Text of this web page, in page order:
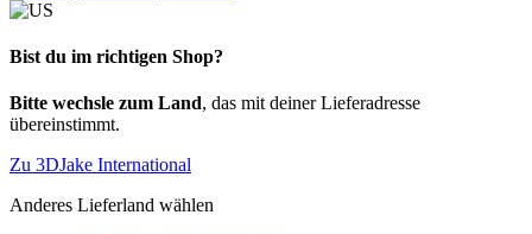
Bist du im richtigen Shop?
Bitte wechsle zum Land, das mit deiner Lieferadresse
übereinstimmt.
Zu 3DJake International
Anderes Lieferland wählen